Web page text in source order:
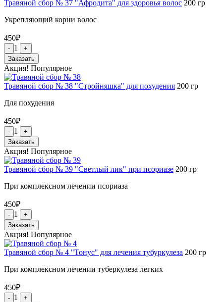
Травяной сбор № 37 "Афродита" для здоровья волос 200 гр
Укрепляющий корни волос
450₽
- 1
+
Заказать
Акция! Популярное
Травяной сбор № 38 "Стройняшка" для похудения 200 гр
Для похудения
450₽
- 1
+
Заказать
Акция! Популярное
Травяной сбор № 39 "Светлый лик" при псориазе 200 гр
При комплексном лечении псориаза
450₽
- 1
+
Заказать
Акция! Популярное
Травяной сбор № 4 "Тонус" для лечения тубуркулеза 200 гр
При комплексном лечении туберкулеза легких
450₽
- 1
+